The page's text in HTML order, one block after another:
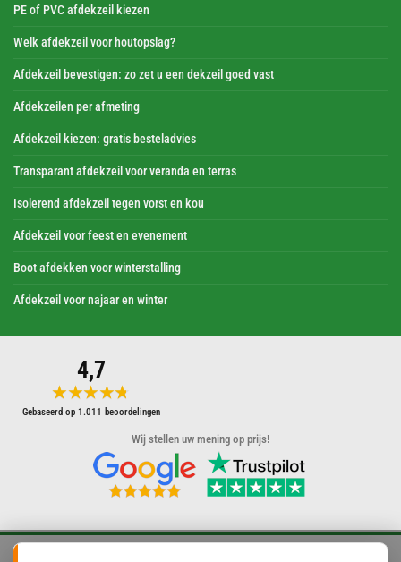
PE of PVC afdekzeil kiezen
Welk afdekzeil voor houtopslag?
Afdekzeil bevestigen: zo zet u een dekzeil goed vast
Afdekzeilen per afmeting
Afdekzeil kiezen: gratis besteladvies
Transparant afdekzeil voor veranda en terras
Isolerend afdekzeil tegen vorst en kou
Afdekzeil voor feest en evenement
Boot afdekken voor winterstalling
Afdekzeil voor najaar en winter
4,7
★★★★★
★★★★★
Gebaseerd op 1.011 beoordelingen
Wij stellen uw mening op prijs!